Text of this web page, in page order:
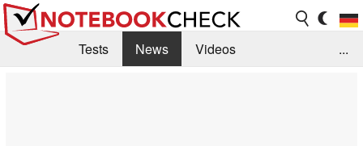
Tests News
Videos
...